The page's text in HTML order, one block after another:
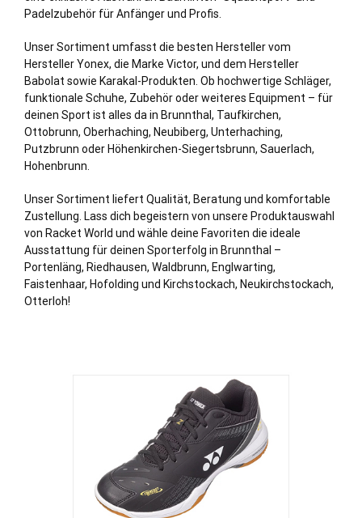
Padelzubehör für Anfänger und Profis.
Unser Sortiment umfasst die besten Hersteller vom
Hersteller Yonex, die Marke Victor, und dem Hersteller
Babolat sowie Karakal-Produkten. Ob hochwertige Schläger,
funktionale Schuhe, Zubehör oder weiteres Equipment – für
deinen Sport ist alles da in Brunnthal, Taufkirchen,
Ottobrunn, Oberhaching, Neubiberg, Unterhaching,
Putzbrunn oder Höhenkirchen-Siegertsbrunn, Sauerlach,
Hohenbrunn
Unser Sortiment liefert Qualität, Beratung und komfortable
Zustellung. Lass dich begeistern von unsere Produktauswahl
von Racket World und wähle deine Favoriten die ideale
Ausstattung für deinen Sporterfolg in Brunnthal –
Portenläng, Riedhausen, Waldbrunn, Englwarting,
Faistenhaar, Hofolding und Kirchstockach, Neukirchstockach,
Otterloh!